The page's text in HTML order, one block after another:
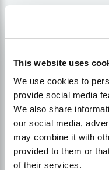
This website uses
We use cookies to
provide social media
We also share
our social media,
may combine it with
provided to them or
of their services.
其奥妙在于将创意
的前提下适应重要的
应用的安装几率。标
160 个字符即可，因
被截断。
通过精心实施这些策
搜索引擎优化之旅注
懈是关键；根据不断